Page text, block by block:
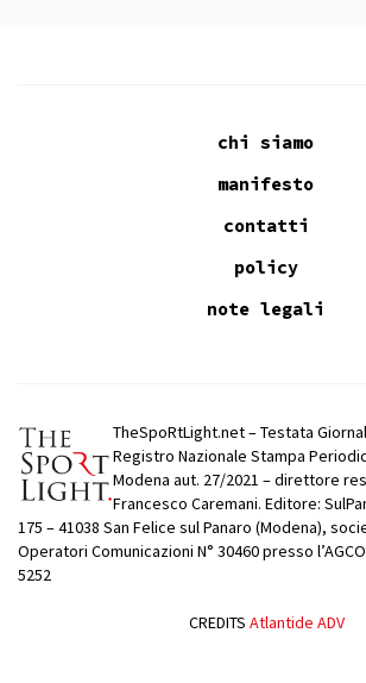
chi siamo
manifesto
contatti
policy
note legali
TheSpoRtLight.net – Testata
Registro Nazionale Stampa
Modena aut. 27/2021 – direttore
Francesco Caremani. Editore:
175 – 41038 San Felice sul Panaro (Modena),
Operatori Comunicazioni N° 30460 presso
5252
CREDITS Atlantide ADV